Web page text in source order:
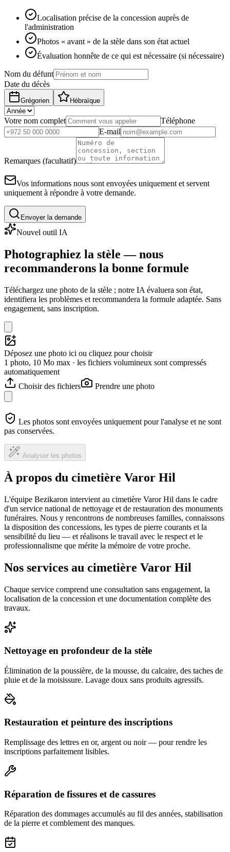
Localisation précise de la concession auprès de
l'administration
Photos « avant » de la stèle dans son état actuel
Évaluation honnête de ce qui est nécessaire (si nécessaire)
Nom du défunt
Date du décès
Grégorien Hébraïque
Votre nom complet
Téléphone
E-mail
Remarques (facultatif)
Vos informations nous sont envoyées uniquement et servent
uniquement à répondre à votre demande.
Envoyer la demande
Nouvel outil IA
Photographiez la stèle — nous
recommanderons la bonne formule
Téléchargez une photo de la stèle ; notre IA évaluera son état,
identifiera les problèmes et recommandera la formule adaptée. Sans
engagement, sans inscription.
Déposez une photo ici ou cliquez pour choisir
1 photo, 10 Mo max · les fichiers volumineux sont compressés
automatiquement
Choisir des fichiers
Prendre une photo
Les photos sont envoyées uniquement pour l'analyse et ne sont
pas conservées.
Analyser les photos
À propos du cimetière Varor Hil
L'équipe Bezikaron intervient au cimetière Varor Hil dans le cadre
d'un service national de nettoyage et de restauration des monuments
funéraires. Nous y rencontrons de nombreuses familles, connaissons
la disposition des concessions, les types de pierre courants et la
sensibilité du lieu — et réalisons le travail avec le respect et le
professionnalisme que mérite la mémoire de votre proche.
Nos services au cimetière Varor Hil
Chaque service comprend une consultation sans engagement, la
localisation de la concession et une documentation complète des
travaux.
Nettoyage en profondeur de la stèle
Élimination de la poussière, de la mousse, du calcaire, des taches de
pluie et de la moisissure. Lavage doux sans produits agressifs.
Restauration et peinture des inscriptions
Remplissage des lettres en or, argent ou noir — pour rendre les
inscriptions parfaitement lisibles.
Réparation de fissures et de cassures
Réparation des dommages accumulés au fil des années, stabilisation
de la pierre et comblement des manques.